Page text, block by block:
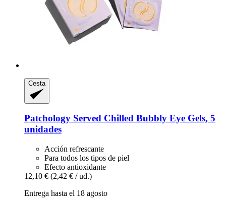
Cesta
Patchology Served Chilled Bubbly Eye Gels, 5
unidades
Acción refrescante
Para todos los tipos de piel
Efecto antioxidante
12,10 € (2,42 € / ud.)
Entrega hasta el 18 agosto